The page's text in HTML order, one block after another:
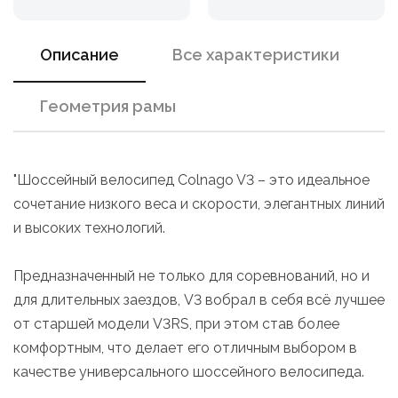
Описание Все характеристики
Геометрия рамы
"Шоссейный велосипед Colnago V3 – это идеальное
сочетание низкого веса и скорости, элегантных линий
и высоких технологий.
Предназначенный не только для соревнований, но и
для длительных заездов, V3 вобрал в себя всё лучшее
от старшей модели V3RS, при этом став более
комфортным, что делает его отличным выбором в
качестве универсального шоссейного велосипеда.